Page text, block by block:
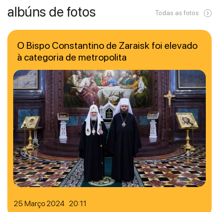
albúns de fotos Todas as fotos
25 Março 2024 20:11
O Bispo Constantino de Zaraisk foi elevado
à categoria de metropolita